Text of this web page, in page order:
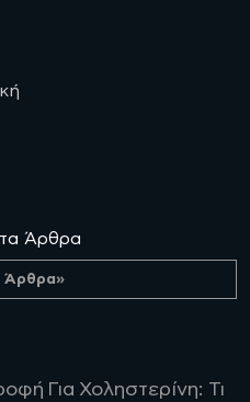
Άρθρα
Άρθρα»
Για Χοληστερίνη: Τι